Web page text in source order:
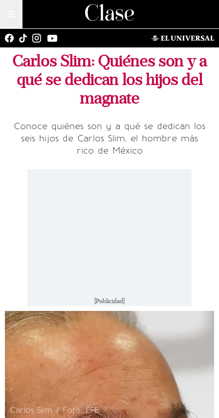
Carlos Slim: Quiénes son y a
qué se dedican los hijos del
magnate
Conoce quiénes son y a qué se dedican los
seis hijos de Carlos Slim, el hombre más
rico de México
[Publicidad]
Carlos Slim / Foto: EFE